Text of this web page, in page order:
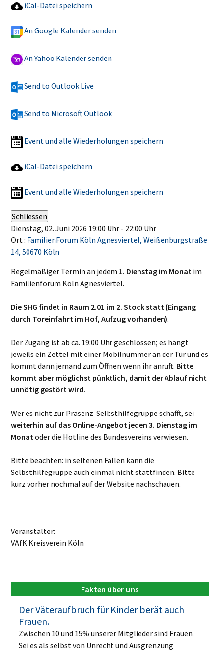
iCal-Datei speichern
An Google Kalender senden
An Yahoo Kalender senden
Send to Outlook Live
Send to Microsoft Outlook
Event und alle Wiederholungen speichern
iCal-Datei speichern
Event und alle Wiederholungen speichern
Schliessen
Dienstag, 02. Juni 2026 19:00 Uhr - 22:00 Uhr
Ort : FamilienForum Köln Agnesviertel, Weißenburgstraße
14, 50670 Köln
Regelmäßiger Termin an jedem 1. Dienstag im Monat im
Familienforum Köln Agnesviertel.
Die SHG findet in Raum 2.01 im 2. Stock statt (Eingang
durch Toreinfahrt im Hof, Aufzug vorhanden).
Der Zugang ist ab ca. 19:00 Uhr geschlossen; es hängt
jeweils ein Zettel mit einer Mobilnummer an der Tür und es
kommt dann jemand zum Öffnen wenn ihr anruft. Bitte
kommt aber möglichst pünktlich, damit der Ablauf nicht
unnötig gestört wird.
Wer es nicht zur Präsenz-Selbsthilfegruppe schafft, sei
weiterhin auf das Online-Angebot jeden 3. Dienstag im
Monatoder die Hotline des Bundesvereins verwiesen.
Bitte beachten: in seltenen Fällen kann die
Selbsthilfegruppe auch einmal nicht stattfinden. Bitte
kurz vorher nochmal auf der Website nachschauen.
Veranstalter:
VAfK Kreisverein Köln
Fakten über uns
Der Väteraufbruch für Kinder berät auch
Frauen.
Zwischen 10 und 15% unserer Mitglieder sind Frauen.
Sei es als selbst von Unrecht und Ausgrenzung